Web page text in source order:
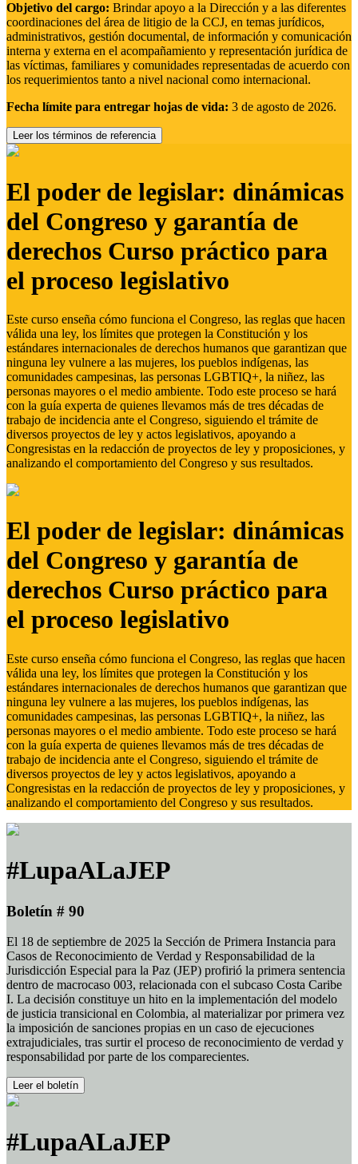
Objetivo del cargo: Brindar apoyo a la Dirección y a las diferentes
coordinaciones del área de litigio de la CCJ, en temas jurídicos,
administrativos, gestión documental, de información y comunicación
interna y externa en el acompañamiento y representación jurídica de
las víctimas, familiares y comunidades representadas de acuerdo con
los requerimientos tanto a nivel nacional como internacional.
Fecha límite para entregar hojas de vida: 3 de agosto de 2026.
Leer los términos de referencia
El poder de legislar: dinámicas
del Congreso y garantía de
derechos Curso práctico para
el proceso legislativo
Este curso enseña cómo funciona el Congreso, las reglas que hacen
válida una ley, los límites que protegen la Constitución y los
estándares internacionales de derechos humanos que garantizan que
ninguna ley vulnere a las mujeres, los pueblos indígenas, las
comunidades campesinas, las personas LGBTIQ+, la niñez, las
personas mayores o el medio ambiente. Todo este proceso se hará
con la guía experta de quienes llevamos más de tres décadas de
trabajo de incidencia ante el Congreso, siguiendo el trámite de
diversos proyectos de ley y actos legislativos, apoyando a
Congresistas en la redacción de proyectos de ley y proposiciones, y
analizando el comportamiento del Congreso y sus resultados.
El poder de legislar: dinámicas
del Congreso y garantía de
derechos Curso práctico para
el proceso legislativo
Este curso enseña cómo funciona el Congreso, las reglas que hacen
válida una ley, los límites que protegen la Constitución y los
estándares internacionales de derechos humanos que garantizan que
ninguna ley vulnere a las mujeres, los pueblos indígenas, las
comunidades campesinas, las personas LGBTIQ+, la niñez, las
personas mayores o el medio ambiente. Todo este proceso se hará
con la guía experta de quienes llevamos más de tres décadas de
trabajo de incidencia ante el Congreso, siguiendo el trámite de
diversos proyectos de ley y actos legislativos, apoyando a
Congresistas en la redacción de proyectos de ley y proposiciones, y
analizando el comportamiento del Congreso y sus resultados.
#LupaALaJEP
Boletín # 90
El 18 de septiembre de 2025 la Sección de Primera Instancia para
Casos de Reconocimiento de Verdad y Responsabilidad de la
Jurisdicción Especial para la Paz (JEP) profirió la primera sentencia
dentro de macrocaso 003, relacionada con el subcaso Costa Caribe
I. La decisión constituye un hito en la implementación del modelo
de justicia transicional en Colombia, al materializar por primera vez
la imposición de sanciones propias en un caso de ejecuciones
extrajudiciales, tras surtir el proceso de reconocimiento de verdad y
responsabilidad por parte de los comparecientes.
Leer el boletín
#LupaALaJEP